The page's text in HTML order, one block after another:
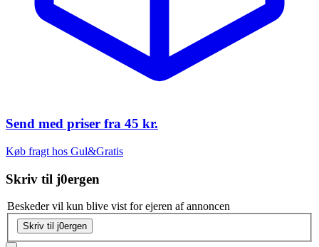
Send med priser fra 45 kr.
Køb fragt hos Gul&Gratis
Skriv til j0ergen
Beskeder vil kun blive vist for ejeren af annoncen
Skriv til j0ergen